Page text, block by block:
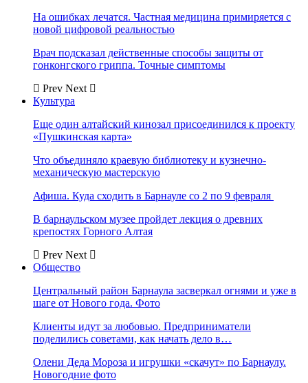
На ошибках лечатся. Частная медицина примиряется с
новой цифровой реальностью
Врач подсказал действенные способы защиты от
гонконгского гриппа. Точные симптомы
Prev Next
Культура
Еще один алтайский кинозал присоединился к проекту
«Пушкинская карта»
Что объединяло краевую библиотеку и кузнечно-
механическую мастерскую
Афиша. Куда сходить в Барнауле со 2 по 9 февраля
В барнаульском музее пройдет лекция о древних
крепостях Горного Алтая
Prev Next
Общество
Центральный район Барнаула засверкал огнями и уже в
шаге от Нового года. Фото
Клиенты идут за любовью. Предприниматели
поделились советами, как начать дело в…
Олени Деда Мороза и игрушки «скачут» по Барнаулу.
Новогодние фото